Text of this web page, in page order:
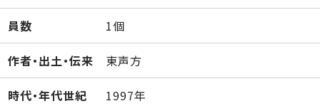
員数 1個
作者・出土・伝来 東声方
時代・年代世紀 1997年